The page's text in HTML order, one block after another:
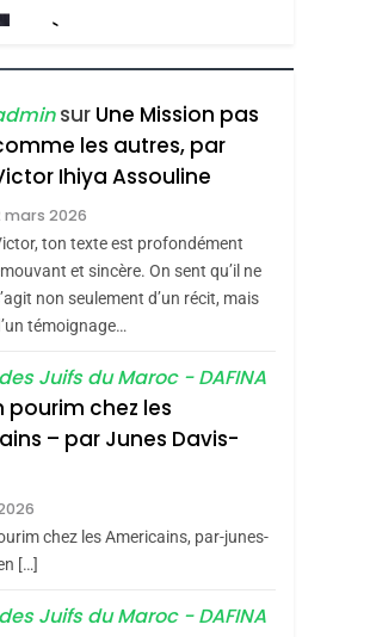
FIÈRE, DIGNE ET
RÉSILIENTE :
POURQUOI JE
REVENDIQUE MA
JUDAÏTE Par Thérèse
Zrihen-Dvir
ISRAÉL JUDAISME
CE QUI NOUS
MANQUE – Jacques
Hadida
JUDAISME
Maroc : Les Amandes
De Tafraout, Le Miel
De Tadla Azilal
Consacrés Produits
Du Terroir
DAFINA MAROC
Oeil Ravageur –
Dis Guerre»: La
sur Une Mission pas
les autres, par
Ihiya Assouline
mars 2026
ton texte est profondément
et sincère. On sent qu’il ne
non seulement d’un récit, mais
témoignage…
Juifs du Maroc - DAFINA
pourim chez les
– par Junes Davis-
chez les Americains, par-junes-
[…]
Juifs du Maroc - DAFINA